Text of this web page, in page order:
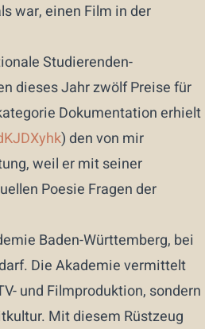
war, einen Film in der
Studierenden-
dieses Jahr zwölf Preise für
Dokumentation erhielt
) den von mir
weil er mit seiner
Poesie Fragen der
Baden-Württemberg, bei
Die Akademie vermittelt
und Filmproduktion, sondern
Mit diesem Rüstzeug